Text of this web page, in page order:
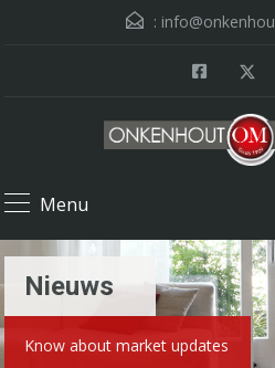
:
Menu
Nieuws
Know about market updates